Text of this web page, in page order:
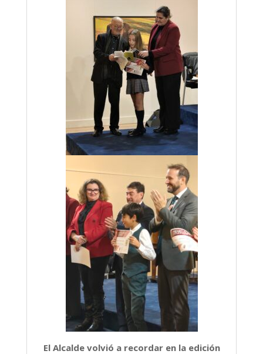
El Alcalde volvió a recordar en la edición